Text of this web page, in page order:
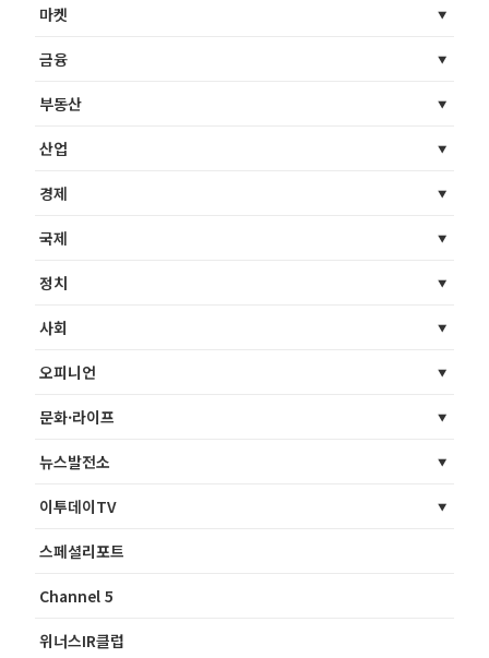
마켓
금융
부동산
산업
경제
국제
정치
사회
오피니언
문화·라이프
뉴스발전소
이투데이TV
스페셜리포트
Channel 5
위너스IR클럽